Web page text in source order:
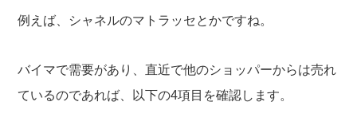
例えば、シャネルのマトラッセとかですね。
バイマで需要があり、直近で他のショッパーからは売れ
ているのであれば、以下の4項目を確認します。